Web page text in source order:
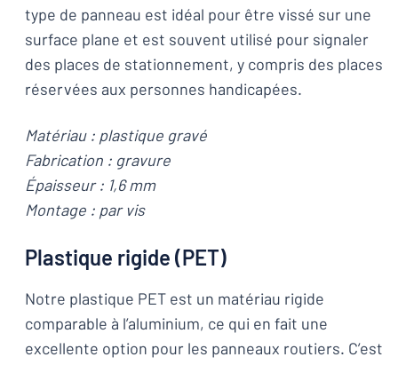
type de panneau est idéal pour être vissé sur une
surface plane et est souvent utilisé pour signaler
des places de stationnement, y compris des places
réservées aux personnes handicapées.
Matériau : plastique gravé
Fabrication : gravure
Épaisseur : 1,6 mm
Montage : par vis
Plastique rigide (PET)
Notre plastique PET est un matériau rigide
comparable à l’aluminium, ce qui en fait une
excellente option pour les panneaux routiers. C’est